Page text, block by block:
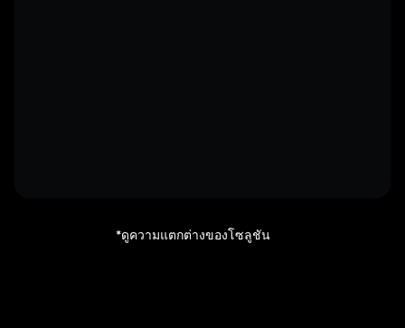
*ดูความแตกต่างของโซลูชัน